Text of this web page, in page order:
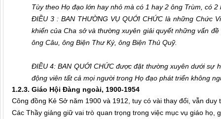
Tùy theo Họ đạo lớn hay nhỏ mà có 1 hay 2 ông Trùm, có
ĐIỀU 3 : BAN THƯỜNG VỤ QUỚI CHỨC là những Chức
khiển của Cha sở và thường xuyên giải quyết những vấn
ông Câu, ông Biện Thư Ký, ông Biện Thủ Quỹ.
ĐIỀU 4: BAN QUỚI CHỨC được đặt thường xuyên dưới sự
động viên tất cả mọi người trong Họ đạo phát triển không
1.2.3. Giáo Hội Đàng ngoài, 1900-1954
Công đồng Kẻ Sở năm 1900 và 1912, tuy có vài thay đổi, vẫn
Các Thầy giảng giữ vai trò quan trọng trong việc mục vụ giáo